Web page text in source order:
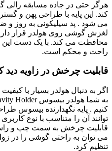
هرگز حتی در جاده مسابقه
کند. این پایه با طراحی پهن و
می شود . پد سیلیکونی به روز و
لغزش گوشی روی هولدر قرار دارد
محافظت می کند. با یک دست
راحت و محکم است.
قابلیت چرخش در زاویه دید
اگر به دنبال هولدر بسیار با
کنیم . پایه نگهدارنده بیسوس
توانند آن را متناسب با نوع
قابلیت چرخش به سمت چپ و راست/
می توان به راحتی گوشی را در
تنظیم کرد.